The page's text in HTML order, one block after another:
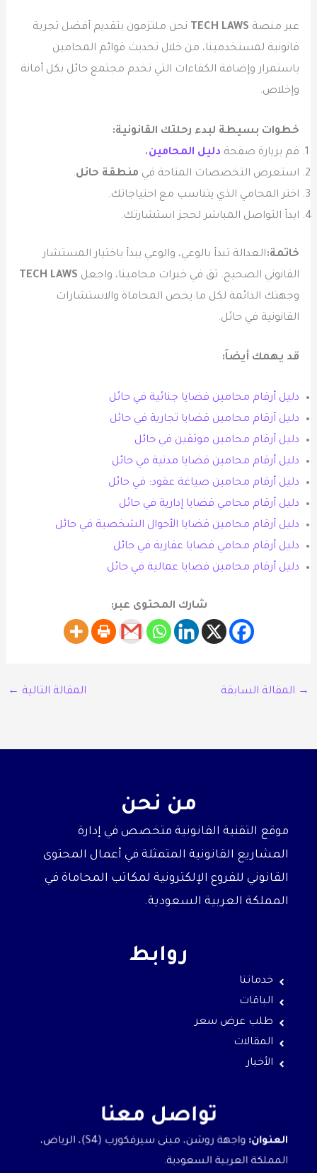
عبر منصة TECH LAWS نحن ملتزمون بتقديم أفضل تجربة
قانونية لمستخدمينا، من خلال تحديث قوائم المحامين
باستمرار وإضافة الكفاءات التي تخدم مجتمع حائل بكل أمانة
وإخلاص.
خطوات بسيطة لبدء رحلتك القانونية:
قم بزيارة صفحة دليل المحامين.
استعرض التخصصات المتاحة في منطقة حائل.
اختر المحامي الذي يتناسب مع احتياجاتك.
ابدأ التواصل المباشر لحجز استشارتك.
خاتمة:العدالة تبدأ بالوعي، والوعي يبدأ باختيار المستشار
القانوني الصحيح. ثق في خبرات محامينا، واجعل TECH LAWS
وجهتك الدائمة لكل ما يخص المحاماة والاستشارات
القانونية في حائل.
قد يهمك أيضاَ:
دليل أرقام محامين قضايا جنائية في حائل
دليل أرقام محامين قضايا تجارية في حائل
دليل أرقام محامين موثقين في حائل
دليل أرقام محامين قضايا مدنية في حائل
دليل أرقام محامين صياغة عقود: في حائل
دليل أرقام محامي قضايا إدارية في حائل
دليل أرقام محامين قضايا الأحوال الشخصية في حائل
دليل أرقام محامي قضايا عقارية في حائل
دليل أرقام محامين قضايا عمالية في حائل
شارك المحتوى عبر:
→ المقالة السابقة المقالة التالية ←
من نحن
موقع التقنية القانونية متخصص في إدارة
المشاريع القانونية المتمثلة في أعمال المحتوى
القانوني للفروع الإلكترونية لمكاتب المحاماة في
المملكة العربية السعودية.
روابط
خدماتنا
الباقات
طلب عرض سعر
المقالات
الأخبار
تواصل معنا
العنوان:
واجهة روشن، مبنى سيرفكورب (S4)، الرياض،
المملكة العربية السعودية.